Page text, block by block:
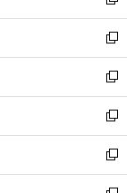
ウ
で
開
く
ン
ド
ウ
で
開
く
ウ
ィ
ン
ド
ウ
で
開
く
し
い
ウ
ィ
ン
ド
ウ
で
開
新
し
い
ウ
ィ
ン
ド
ウ
新
し
い
ウ
ィ
ン
新
し
い
ウ
新
し